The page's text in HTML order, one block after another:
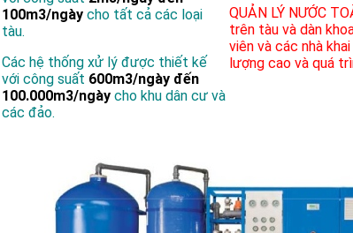
100m3/ngày cho tất cả các loại
tàu.
Các hệ thống xử lý được thiết kế
với công suất 600m3/ngày đến
100.000m3/ngày cho khu dân cư và
các đảo.
QUẢN LÝ NƯỚC
trên tàu và dàn
viên và các nhà
lượng cao và quá